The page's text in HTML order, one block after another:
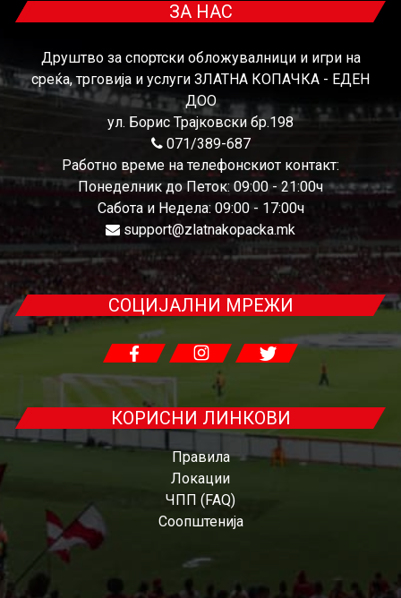
ЗА НАС
Друштво за спортски обложувалници и игри на
среќа, трговија и услуги ЗЛАТНА КОПАЧКА - ЕДЕН
ДОО
ул. Борис Трајковски бр.198
071/389-687
Работно време на телефонскиот контакт:
Понеделник до Петок: 09:00 - 21:00ч
Сабота и Недела: 09:00 - 17:00ч
support@zlatnakopacka.mk
СОЦИЈАЛНИ МРЕЖИ
КОРИСНИ ЛИНКОВИ
Правила
Локации
ЧПП (FAQ)
Соопштенија